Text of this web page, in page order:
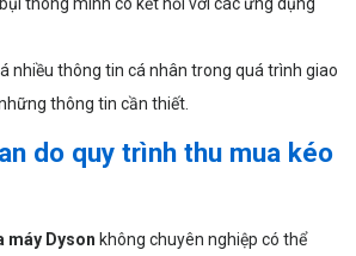
nhiều thông tin cá nhân trong quá trình giao
thông tin cần thiết.
do quy trình thu mua kéo
máy Dyson không chuyên nghiệp có thể